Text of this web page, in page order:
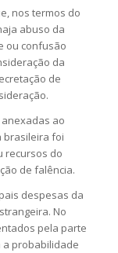
nos termos do
abuso da
ou confusão
da
de
ao
brasileira foi
recursos do
de falência.
despesas da
No
pela parte
a probabilidade